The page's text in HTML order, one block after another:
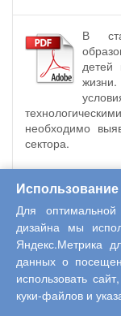
В
детей
жизни.
необходимо
сектора.
« 1 2 3
Для
дизайна мы
Яндекс.Метрика
данных о
использовать
куки-файлов и